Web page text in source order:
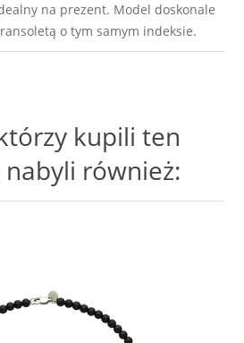
na prezent. Model doskonale
o tym samym indeksie.
kupili ten
również: